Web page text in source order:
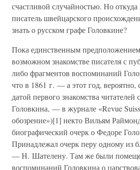
счастливой случайностью. Но
писатель швейцарского
знать о русском графе Головкине?
Пока единственным предположением
возможном знакомстве писателя с
либо фрагментов воспоминаний
что в 1861 г. — а этот год, вероятно,
датой первого знакомства читателей
Головкина, — в журнале «Revue
обозрение»)[1] некто Вильям
биографический очерк о Федоре
Принадлежал очерк перу одному из
— Н. Шателену. Там же были
воспоминаний Головкина о